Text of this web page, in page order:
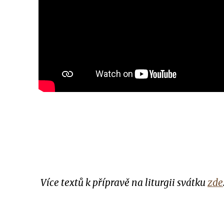
Více textů k přípravě na liturgii svátkuzde